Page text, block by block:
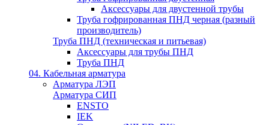
Аксессуары для двустенной трубы
Труба гофрированная ПНД черная (разный
производитель)
Труба ПНД (техническая и питьевая)
Аксессуары для трубы ПНД
Труба ПНД
04. Кабельная арматура
Арматура ЛЭП
Арматура СИП
ENSTO
IEK